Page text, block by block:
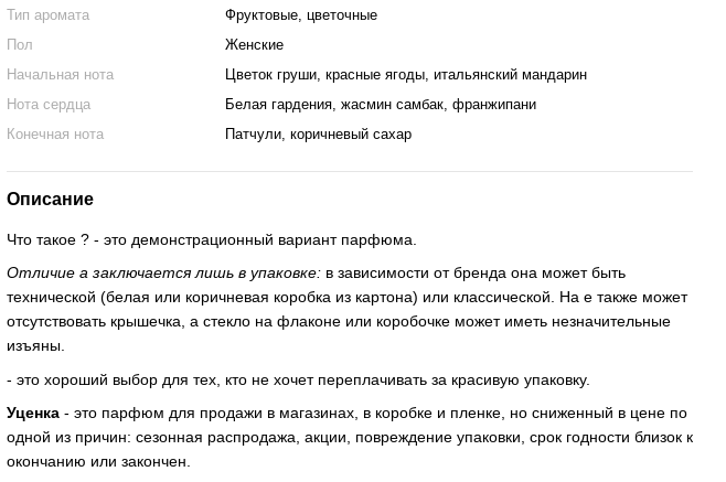
Тип аромата
Фруктовые, цветочные
Пол
Женские
Начальная нота
Цветок груши, красные ягоды, итальянский мандарин
Нота сердца
Белая гардения, жасмин самбак, франжипани
Конечная нота
Патчули, коричневый сахар
Описание
Что такое ? - это демонстрационный вариант парфюма.
Отличие а заключается лишь в упаковке: в зависимости от бренда она может быть
технической (белая или коричневая коробка из картона) или классической. На е также может
отсутствовать крышечка, а стекло на флаконе или коробочке может иметь незначительные
изъяны.
- это хороший выбор для тех, кто не хочет переплачивать за красивую упаковку.
Уценка - это парфюм для продажи в магазинах, в коробке и пленке, но сниженный в цене по
одной из причин: сезонная распродажа, акции, повреждение упаковки, срок годности близок к
окончанию или закончен.